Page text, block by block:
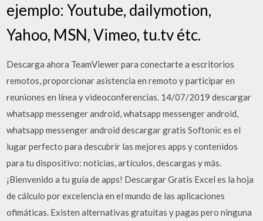
ejemplo: Youtube, dailymotion,
Yahoo, MSN, Vimeo, tu.tv étc.
Descarga ahora TeamViewer para conectarte a escritorios
remotos, proporcionar asistencia en remoto y participar en
reuniones en línea y videoconferencias. 14/07/2019 descargar
whatsapp messenger android, whatsapp messenger android,
whatsapp messenger android descargar gratis Softonic es el
lugar perfecto para descubrir las mejores apps y contenidos
para tu dispositivo: noticias, artículos, descargas y más.
¡Bienvenido a tu guía de apps! Descargar Gratis Excel es la hoja
de cálculo por excelencia en el mundo de las aplicaciones
ofimáticas. Existen alternativas gratuitas y pagas pero ninguna